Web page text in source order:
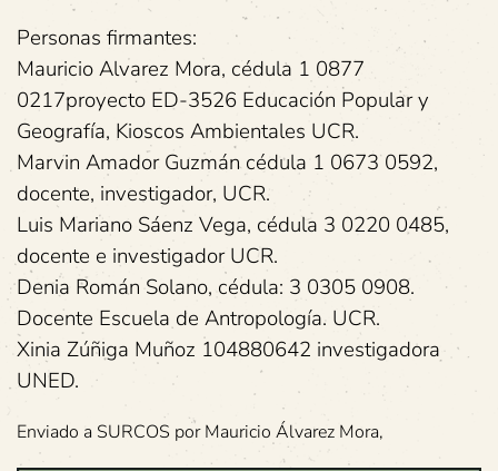
Personas firmantes:
Mauricio Alvarez Mora, cédula 1 0877
0217proyecto ED-3526 Educación Popular y
Geografía, Kioscos Ambientales UCR.
Marvin Amador Guzmán cédula 1 0673 0592,
docente, investigador, UCR.
Luis Mariano Sáenz Vega, cédula 3 0220 0485,
docente e investigador UCR.
Denia Román Solano, cédula: 3 0305 0908.
Docente Escuela de Antropología. UCR.
Xinia Zúñiga Muñoz 104880642 investigadora
UNED.
Enviado a SURCOS por Mauricio Álvarez Mora,